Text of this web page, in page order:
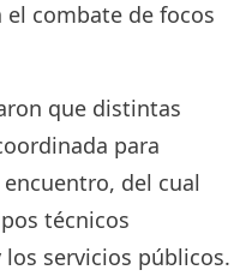
combate de focos
que distintas
para
del cual
técnicos
servicios públicos.